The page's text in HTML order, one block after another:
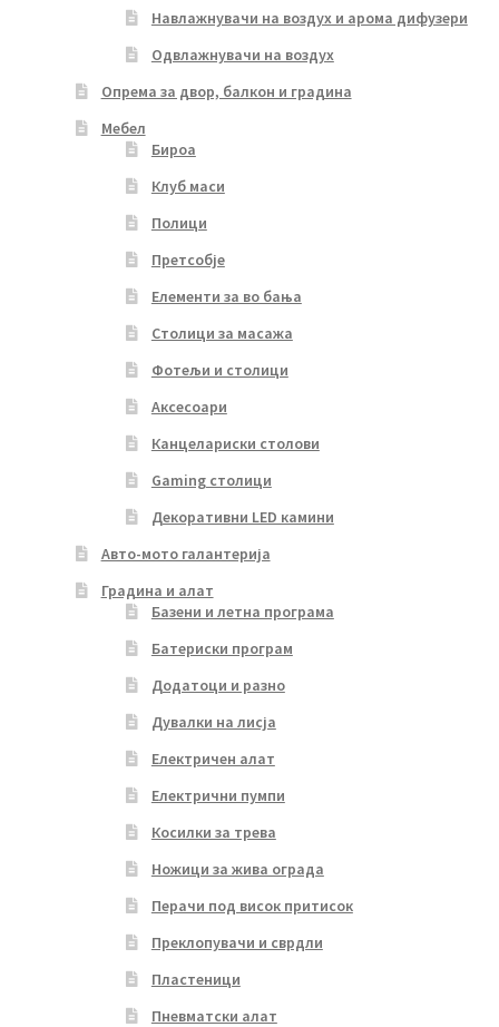
Навлажнувачи на воздух и арома дифузери
Одвлажнувачи на воздух
Опрема за двор, балкон и градина
Мебел
Бироа
Клуб маси
Полици
Претсобје
Елементи за во бања
Столици за масажа
Фотељи и столици
Аксесоари
Канцелариски столови
Gaming столици
Декоративни LED камини
Авто-мото галантерија
Градина и алат
Базени и летна програма
Батериски програм
Додатоци и разно
Дувалки на лисја
Електричен алат
Електрични пумпи
Косилки за трева
Ножици за жива ограда
Перачи под висок притисок
Преклопувачи и сврдли
Пластеници
Пневматски алат